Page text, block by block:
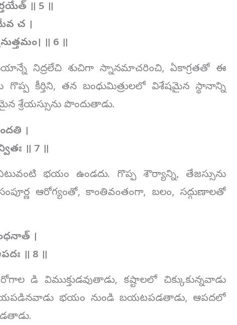
॥ 5 ॥
చ ।
॥ 6 ॥
నిద్రలేచి శుచిగా స్నానమాచరించి, ఏకాగ్రతతో ఈ
కీర్తిని, తన బంధుమిత్రులలో విశేషమైన స్థానాన్ని
శ్రేయస్సును పొందుతాడు.
।
॥ 7 ॥
భయం ఉండదు. గొప్ప శౌర్యాన్ని, తేజస్సును
ఆరోగ్యంతో, కాంతివంతంగా, బలం, సద్గుణాలతో
।
॥ 8 ॥
రోగాల డి విముక్తుడవుతాడు, కష్టాలలో చిక్కుకున్నవాడు
భయం నుండి బయటపడతాడు, ఆపదలో